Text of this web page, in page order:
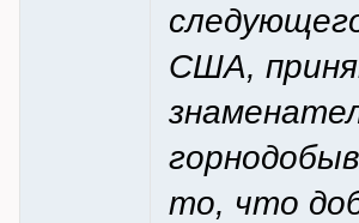
США,
то, что